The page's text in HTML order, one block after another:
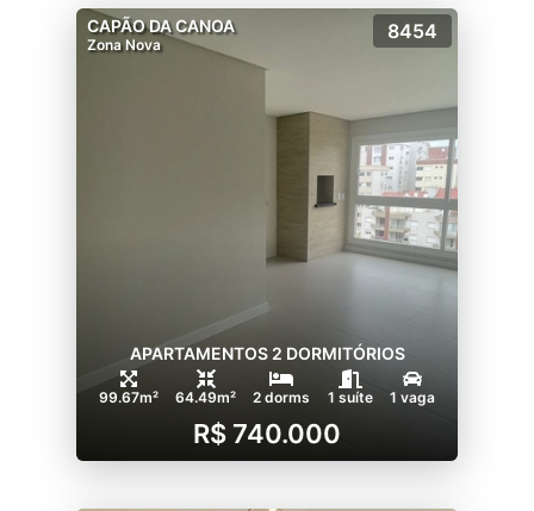
CAPÃO DA CANOA
Zona Nova
8454
APARTAMENTOS 2 DORMITÓRIOS
99.67m² 64.49m² 2 dorms 1 suíte 1 vaga
R$ 740.000